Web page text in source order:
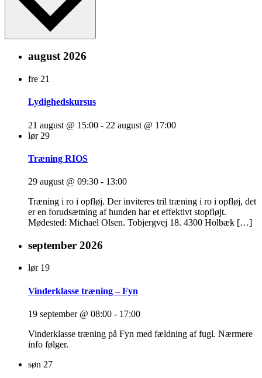
august 2026
fre 21
Lydighedskursus
21 august @ 15:00 - 22 august @ 17:00
lør 29
Træning RIOS
29 august @ 09:30 - 13:00
Træning i ro i opfløj. Der inviteres tril træning i ro i opfløj, det
er en forudsætning af hunden har et effektivt stopfløjt.
Mødested: Michael Olsen. Tobjergvej 18. 4300 Holbæk […]
september 2026
lør 19
Vinderklasse træning – Fyn
19 september @ 08:00 - 17:00
Vinderklasse træning på Fyn med fældning af fugl. Nærmere
info følger.
søn 27